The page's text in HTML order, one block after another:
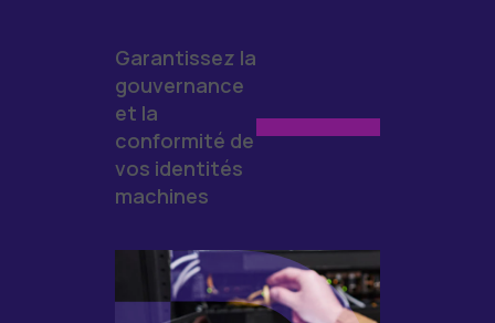
Garantissez la
gouvernance
et la
conformité de
vos identités
machines